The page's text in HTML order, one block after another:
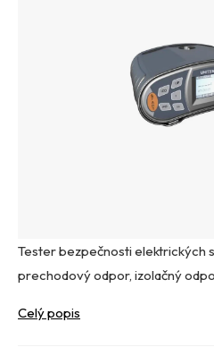
Tester bezpečnosti elektrických
prechodový odpor, izolačný
Celý popis